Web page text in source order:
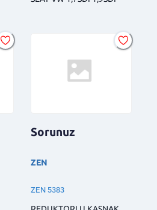
Sorunuz
ZEN
ZEN 5383